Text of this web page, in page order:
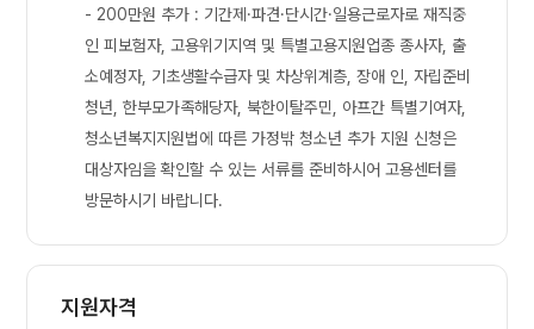
- 200만원 추가 : 기간제·파견·단시간·일용근로자로 재직중
인 피보험자, 고용위기지역 및 특별고용지원업종 종사자, 출
소예정자, 기초생활수급자 및 차상위계층, 장애 인, 자립준비
청년, 한부모가족해당자, 북한이탈주민, 아프간 특별기여자,
청소년복지지원법에 따른 가정밖 청소년 추가 지원 신청은
대상자임을 확인할 수 있는 서류를 준비하시어 고용센터를
방문하시기 바랍니다.
지원자격